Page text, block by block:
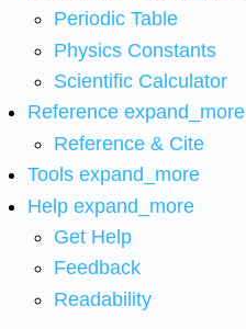
Periodic Table
Physics Constants
Scientific Calculator
Reference expand_more
Reference & Cite
Tools expand_more
Help expand_more
Get Help
Feedback
Readability